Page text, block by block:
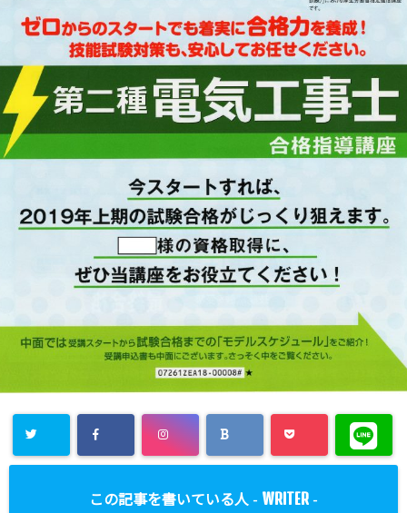
この記事を書いている人 - WRITER -